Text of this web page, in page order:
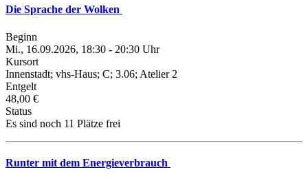
Die Sprache der Wolken
Beginn
Mi., 16.09.2026, 18:30 - 20:30 Uhr
Kursort
Innenstadt; vhs-Haus; C; 3.06; Atelier 2
Entgelt
48,00 €
Status
Es sind noch 11 Plätze frei
Runter mit dem Energieverbrauch